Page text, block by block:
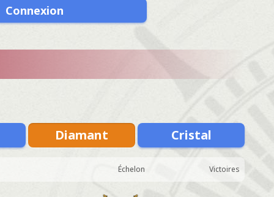
Connexion
Diamant Cristal
Échelon Victoires